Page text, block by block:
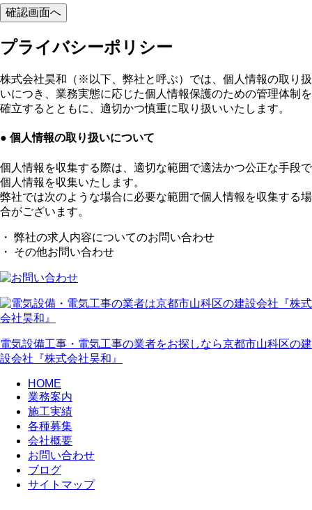
プライバシーポリシー
株式会社昊和（※以下、弊社と呼ぶ）では、個人情報の取り扱
いにつき、業務実態に応じた個人情報保護のための管理体制を
確立するとともに、適切かつ慎重に取り扱いいたします。
● 個人情報の取り扱いについて
個人情報を収集する際は、適切な範囲で適法かつ公正な手段で
個人情報を収集いたします。
弊社では次のような場合に必要な範囲で個人情報を収集する場
合がございます。
・ 弊社の求人内容についてのお問い合わせ
・ その他お問い合わせ
電気設備工事・電気工事の業者をお探しなら京都市山科区の建
設会社『株式会社昊和』
HOME
業務案内
施工実績
各種募集
会社概要
お問い合わせ
ブログ
サイトマップ